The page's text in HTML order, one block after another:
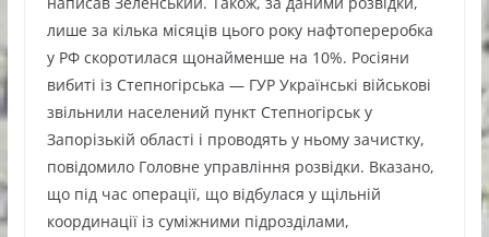
лише за кілька місяців цього року нафтопереробка
у РФ скоротилася щонайменше на 10%. Росіяни
вибиті із Степногірська — ГУР Українські військові
звільнили населений пункт Степногірськ у
Запорізькій області і проводять у ньому зачистку,
повідомило Головне управління розвідки. Вказано,
що під час операції, що відбулася у щільній
координації із суміжними підрозділами,